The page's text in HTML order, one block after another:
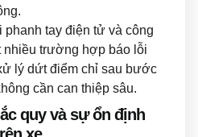
phanh tay điện tử và công
nhiều trường hợp báo lỗi
lý dứt điểm chỉ sau bước
cần can thiệp sâu.
quy và sự ổn định